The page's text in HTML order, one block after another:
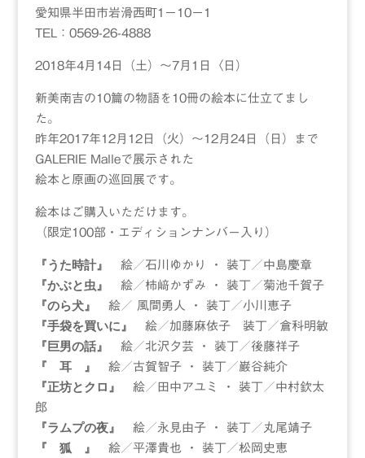
愛知県半田市岩滑西町1－10－1
TEL：0569-26-4888
2018年4月14日（土）〜7月1日〈日）
新美南吉の10篇の物語を10冊の絵本に仕立てまし
た。
昨年2017年12月12日（火）〜12月24日（日）まで
GALERIE Malleで展示された
絵本と原画の巡回展です。
絵本はご購入いただけます。
（限定100部・エディションナンバー入り）
『うた時計』 絵／石川ゆかり ・ 装丁／中島慶章
『かぶと虫』 絵／柿﨑かずみ ・ 装丁／菊池千賀子
『のら犬』 絵／ 風間勇人 ・ 装丁／小川恵子
『手袋を買いに』 絵／加藤麻依子 装丁／倉科明敏
『巨男の話』 絵／北沢夕芸 ・ 装丁／後藤祥子
『 耳 』 絵／古賀智子 ・ 装丁／巌谷純介
『正坊とクロ』
絵／田中アユミ ・ 装丁／中村欽太
郎
『ラムプの夜』 絵／永見由子 ・ 装丁／丸尾靖子
『 狐 』 絵／平澤貴也 ・ 装丁／松岡史恵